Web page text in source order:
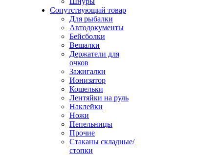
Сопутствующий товар
Для рыбалки
Автодокументы
Бейсболки
Вешалки
Держатели для
очков
Зажигалки
Ионизатор
Кошельки
Лентяйки на руль
Наклейки
Ножи
Пепельницы
Прочие
Стаканы складные/
стопки